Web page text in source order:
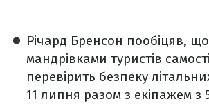
Річард Бренсон пообіцяв,
мандрівками туристів
перевірить безпеку
11 липня разом з екіпажем з